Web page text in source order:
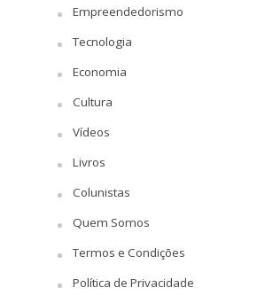
Empreendedorismo
Tecnologia
Economia
Cultura
Vídeos
Livros
Colunistas
Quem Somos
Termos e Condições
Política de Privacidade